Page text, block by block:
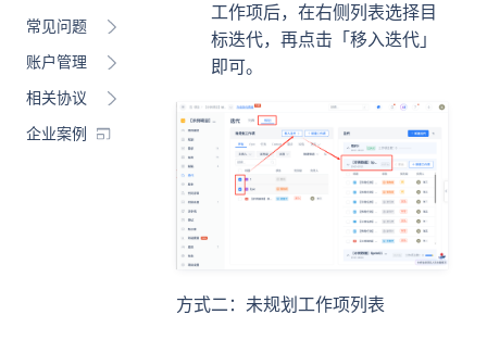
常见问题
账户管理
相关协议
企业案例
工作项后，在右侧列表选择目
标迭代，再点击「移入迭代」
即可。
方式二：未规划工作项列表